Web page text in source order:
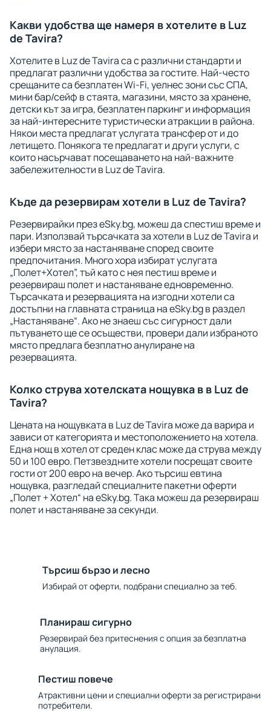
Какви удобства ще намеря в хотелите в Luz
de Tavira?
Хотелите в Luz de Tavira са с различни стандарти и
предлагат различни удобства за гостите. Най-често
срещаните са безплатен Wi-Fi, уелнес зони със СПА,
мини бар/сейф в стаята, магазини, място за хранене,
детски кът за игра, безплатен паркинг и информация
за най-интересните туристически атракции в района.
Някои места предлагат услугата трансфер от и до
летището. Понякога те предлагат и други услуги, с
които насърчават посещаването на най-важните
забележителности в Luz de Tavira.
Къде да резервирам хотели в Luz de Tavira?
Резервирайки през eSky.bg, можеш да спестиш време и
пари. Използвай търсачката за хотели в Luz de Tavira и
избери място за настаняване според своите
предпочитания. Много хора избират услугата
„Полет+Хотел”, тъй като с нея пестиш време и
резервираш полет и настаняване едновременно.
Търсачката и резервацията на изгодни хотели са
достъпни на главната страница на eSky.bg в раздел
„Настаняване“. Ако не знаеш със сигурност дали
пътуването ще се осъществи, провери дали избраното
място предлага безплатно анулиране на
резервацията.
Колко струва хотелската нощувка в в Luz de
Tavira?
Цената на нощувката в Luz de Tavira може да варира и
зависи от категорията и местоположението на хотела.
Една нощ в хотел от среден клас може да струва между
50 и 100 евро. Петзвездните хотели посрещат своите
гости от 200 евро на вечер. Ако търсиш евтина
нощувка, разгледай специалните пакетни оферти
„Полет + Хотел“ на eSky.bg. Така можеш да резервираш
полет и настаняване за секунди.
Търсиш бързо и лесно
Избирай от оферти, подбрани специално за теб.
Планираш сигурно
Резервирай без притеснения с опция за безплатна
анулация.
Пестиш повече
Атрактивни цени и специални оферти за регистрирани
потребители.